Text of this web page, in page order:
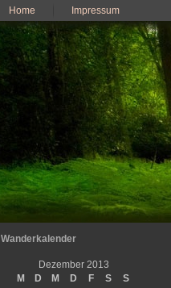
Home Impressum
Wanderkalender
Dezember 2013
M
D M D F S S